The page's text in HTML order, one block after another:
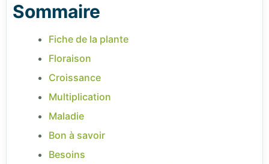
Sommaire
Fiche de la plante
Floraison
Croissance
Multiplication
Maladie
Bon à savoir
Besoins